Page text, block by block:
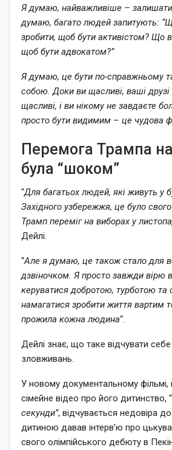
Я думаю, найважливіше –
думаю, багато людей запитують:
зробити, щоб бути активістом? Що
щоб бути адвокатом?”
Я думаю, це бути по-справжньому
собою. Доки ви щасливі, ваші друзі
щасливі, і ви нікому не завдаєте
просто бути видимим – це чудова
Перемога Трампа
була “шоком”
“Для багатьох людей, які живуть у
Західного узбережжя, це було
Трамп переміг на виборах у
Дейлі.
“Але я думаю, це також стало для
дзвіночком. Я просто завжди вірю
керуватися добротою, турботою та
намагатися зробити життя вартим
прожила кожна людина“.
Дейлі знає, що таке відчувати
зловживань.
У новому документальному фільмі,
сімейне відео про його дитинство, “
секунди”, відчувається недовіра
дитиною давав інтерв’ю про
свого олімпійського дебюту в